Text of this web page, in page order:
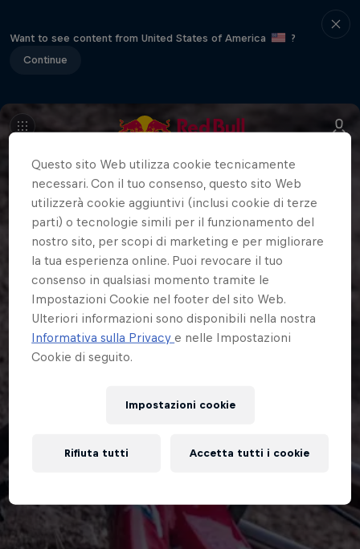
Want to see content from United States of America
?
Continue
Questo sito Web utilizza cookie tecnicamente
necessari. Con il tuo consenso, questo sito Web
utilizzerà cookie aggiuntivi (inclusi cookie di terze
parti) o tecnologie simili per il funzionamento del
nostro sito, per scopi di marketing e per migliorare
la tua esperienza online. Puoi revocare il tuo
consenso in qualsiasi momento tramite le
Impostazioni Cookie nel footer del sito Web.
Ulteriori informazioni sono disponibili nella nostra
Informativa sulla Privacye nelle Impostazioni
Cookie di seguito.
Impostazioni cookie
Rifiuta tutti Accetta tutti i cookie